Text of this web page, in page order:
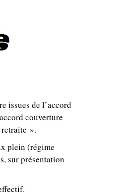
issues de l’accord
couverture
».
plein (régime
sur présentation